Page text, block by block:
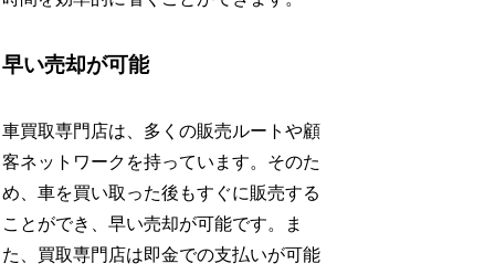
早い売却が可能
車買取専門店は、多くの販売ルートや顧
客ネットワークを持っています。そのた
め、車を買い取った後もすぐに販売する
ことができ、早い売却が可能です。ま
た、買取専門店は即金での支払いが可能